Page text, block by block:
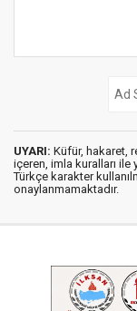
UYARI: Küfür, hakaret,
içeren, imla kuralları ile
Türkçe karakter
onaylanmamaktadır.